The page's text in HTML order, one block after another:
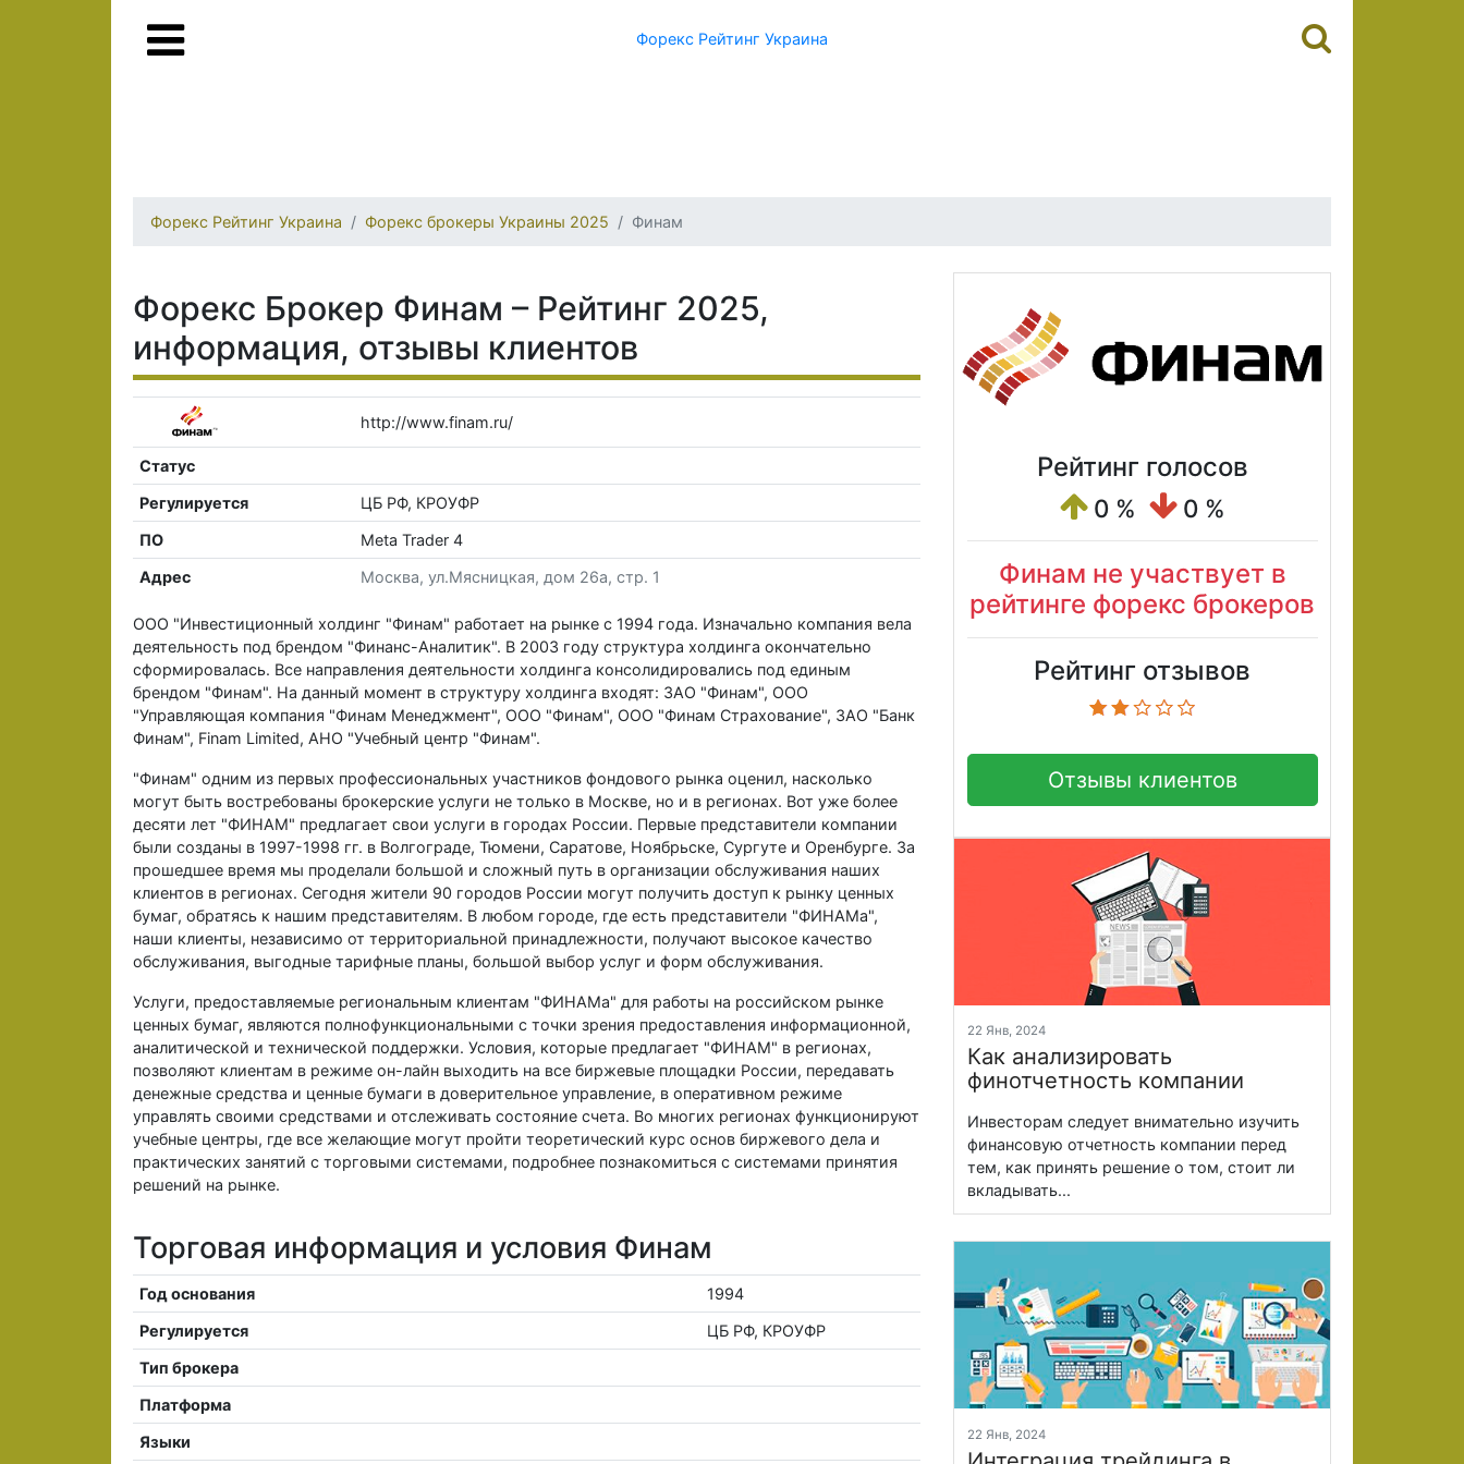
Форекс Рейтинг Украина
Форекс Рейтинг Украина Форекс брокеры Украины 2025 Финам
Форекс Брокер Финам – Рейтинг 2025,
информация, отзывы клиентов
http://www.finam.ru/
Статус
Регулируется
ЦБ РФ, КРОУФР
ПО
Meta Trader 4
Адрес
Москва, ул.Мясницкая, дом 26а, стр. 1
ООО "Инвестиционный холдинг "Финам" работает на рынке с 1994 года. Изначально компания вела
деятельность под брендом "Финанс-Аналитик". В 2003 году структура холдинга окончательно
сформировалась. Все направления деятельности холдинга консолидировались под единым
брендом "Финам". На данный момент в структуру холдинга входят: ЗАО "Финам", ООО
"Управляющая компания "Финам Менеджмент", ООО "Финам", ООО "Финам Страхование", ЗАО "Банк
Финам", Finam Limited, АНО "Учебный центр "Финам".
"Финам" одним из первых профессиональных участников фондового рынка оценил, насколько
могут быть востребованы брокерские услуги не только в Москве, но и в регионах. Вот уже более
десяти лет "ФИНАМ" предлагает свои услуги в городах России. Первые представители компании
были созданы в 1997-1998 гг. в Волгограде, Тюмени, Саратове, Ноябрьске, Сургуте и Оренбурге. За
прошедшее время мы проделали большой и сложный путь в организации обслуживания наших
клиентов в регионах. Сегодня жители 90 городов России могут получить доступ к рынку ценных
бумаг, обратясь к нашим представителям. В любом городе, где есть представители "ФИНАМа",
наши клиенты, независимо от территориальной принадлежности, получают высокое качество
обслуживания, выгодные тарифные планы, большой выбор услуг и форм обслуживания.
Услуги, предоставляемые региональным клиентам "ФИНАМа" для работы на российском рынке
ценных бумаг, являются полнофункциональными с точки зрения предоставления информационной,
аналитической и технической поддержки. Условия, которые предлагает "ФИНАМ" в регионах,
позволяют клиентам в режиме он-лайн выходить на все биржевые площадки России, передавать
денежные средства и ценные бумаги в доверительное управление, в оперативном режиме
управлять своими средствами и отслеживать состояние счета. Во многих регионах функционируют
учебные центры, где все желающие могут пройти теоретический курс основ биржевого дела и
практических занятий с торговыми системами, подробнее познакомиться с системами принятия
решений на рынке.
Торговая информация и условия Финам
Год основания
1994
Регулируется
ЦБ РФ, КРОУФР
Тип брокера
Платформа
Языки
Рейтинг голосов
0 % 0 %
Финам не участвует в
рейтинге форекс брокеров
Рейтинг отзывов
Отзывы клиентов
22 Янв, 2024
Как анализировать
финотчетность компании
Инвесторам следует внимательно изучить
финансовую отчетность компании перед
тем, как принять решение о том, стоит ли
вкладывать...
22 Янв, 2024